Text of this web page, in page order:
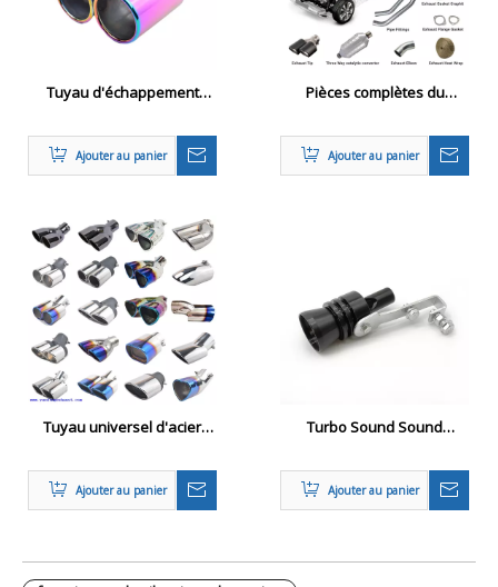
Tuyau d'échappement
Ajouter au panier
Pièces complètes du
automobile
Ajouter au panier
Tuyau universel d'acier
silencieux d'échappement
automatique de gorge
arrière de voiture
Ajouter au panier
Turbo Sound Sound
Ajouter au panier